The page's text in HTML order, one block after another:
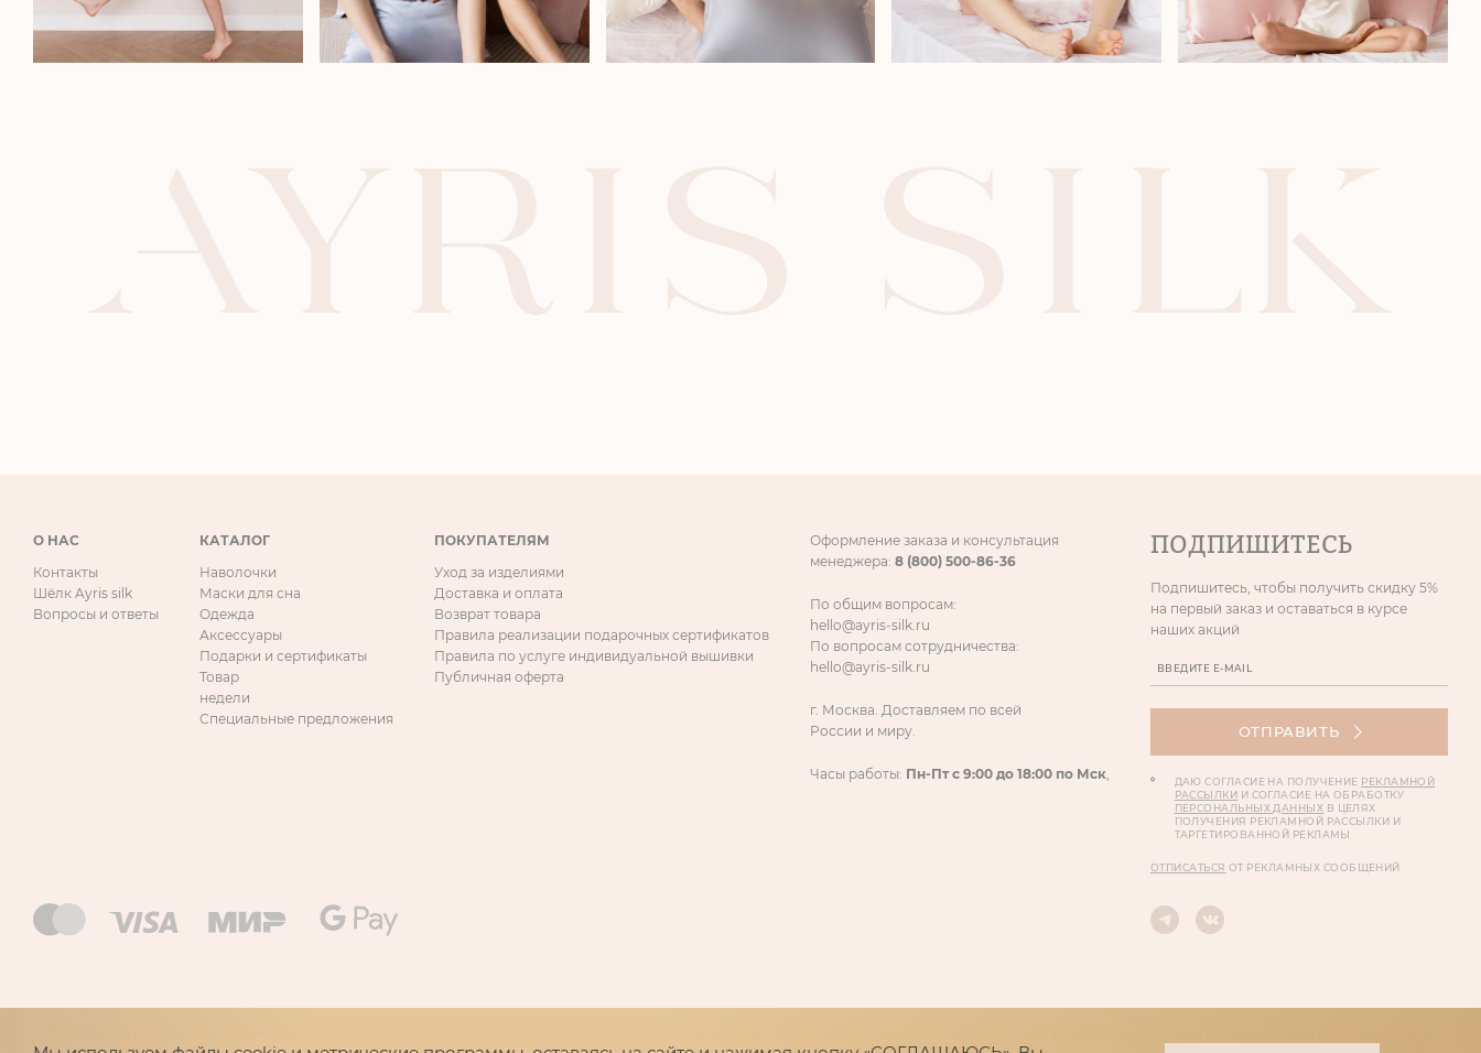
О НАС
Контакты
Шёлк Ayris silk
Вопросы и ответы
КАТАЛОГ
Наволочки
Маски для сна
Одежда
Аксессуары
Подарки и сертификаты
Товар
недели
Специальные предложения
ПОКУПАТЕЛЯМ
Уход за изделиями
Доставка и оплата
Возврат товара
Правила реализации подарочных сертификатов
Правила по услуге индивидуальной вышивки
Публичная оферта
Оформление заказа и консультация
менеджера: 8 (800) 500-86-36
По общим вопросам:
hello@ayris-silk.ru
По вопросам сотрудничества:
hello@ayris-silk.ru
г. Москва. Доставляем по всей
России и миру.
Часы работы: Пн-Пт с 9:00 до 18:00 по Мск,
ПОДПИШИТЕСЬ
Подпишитесь, чтобы получить скидку 5%
на первый заказ и оставаться в курсе
наших акций
ОТПРАВИТЬ
ДАЮ СОГЛАСИЕ НА ПОЛУЧЕНИЕ РЕКЛАМНОЙ
РАССЫЛКИ И СОГЛАСИЕ НА ОБРАБОТКУ
ПЕРСОНАЛЬНЫХ ДАННЫХ В ЦЕЛЯХ
ПОЛУЧЕНИЯ РЕКЛАМНОЙ РАССЫЛКИ И
ТАРГЕТИРОВАННОЙ РЕКЛАМЫ
ОТПИСАТЬСЯ ОТ РЕКЛАМНЫХ СООБЩЕНИЙ